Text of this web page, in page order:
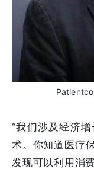
“我们涉及经济
术。你知道医疗
发现可以利用消